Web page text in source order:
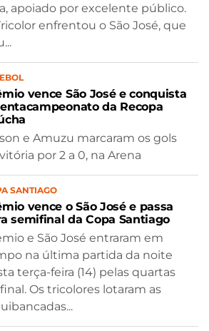
apoiado por excelente público.
enfrentou o São José, que
vence São José e conquista
da Recopa
e Amuzu marcaram os gols
por 2 a 0, na Arena
SANTIAGO
vence o São José e passa
semifinal da Copa Santiago
e São José entraram em
na última partida da noite
terça-feira (14) pelas quartas
Os tricolores lotaram as